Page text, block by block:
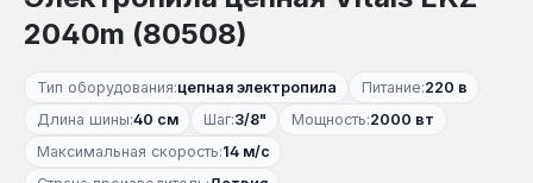
2040m (80508)
Тип оборудования:цепная электропила Питание:220 в
Длина шины:40 см Шаг:3/8" Мощность:2000 вт
Максимальная скорость:14 м/с